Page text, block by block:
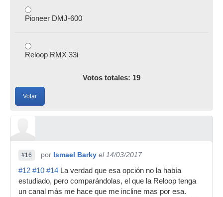
Pioneer DMJ-600
Reloop RMX 33i
Votos totales: 19
Votar
#16 por Ismael Barky el 14/03/2017
#12 #10 #14 La verdad que esa opción no la había
estudiado, pero comparándolas, el que la Reloop tenga
un canal más me hace que me incline mas por esa.